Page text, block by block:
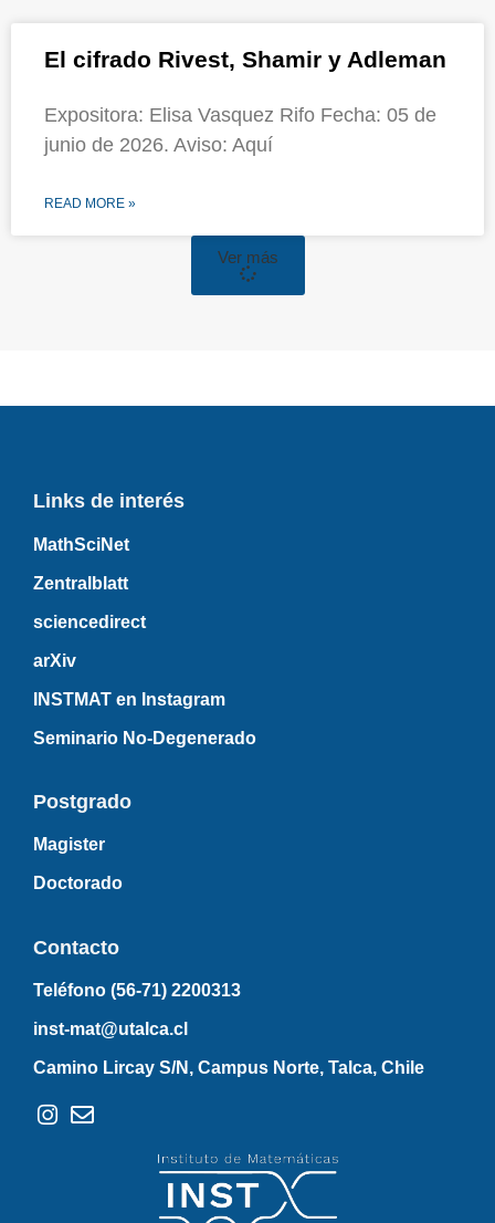
El cifrado Rivest, Shamir y Adleman
Expositora: Elisa Vasquez Rifo Fecha: 05 de
junio de 2026. Aviso: Aquí
READ MORE »
Ver más
Links de interés
MathSciNet
Zentralblatt
sciencedirect
arXiv
INSTMAT en Instagram
Seminario No-Degenerado
Postgrado
Magister
Doctorado
Contacto
Teléfono (56-71) 2200313
inst-mat@utalca.cl
Camino Lircay S/N, Campus Norte, Talca, Chile